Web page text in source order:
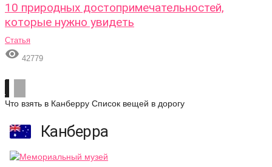
10 природных достопримечательностей,
которые нужно увидеть
Статья
 42779
Что взять в Канберру Список вещей в дорогу
Канберра